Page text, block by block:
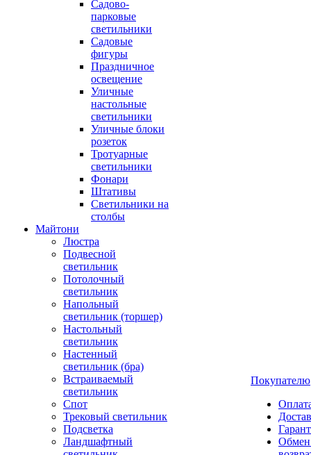
Садово-
парковые
светильники
Садовые
фигуры
Праздничное
освещение
Уличные
настольные
светильники
Уличные блоки
розеток
Тротуарные
светильники
Фонари
Штативы
Светильники на
столбы
Майтони
Люстра
Подвесной
светильник
Потолочный
светильник
Напольный
светильник (торшер)
Настольный
светильник
Настенный
светильник (бра)
Встраиваемый
светильник
Спот
Трековый светильник
Подсветка
Ландшафтный
Покупателю